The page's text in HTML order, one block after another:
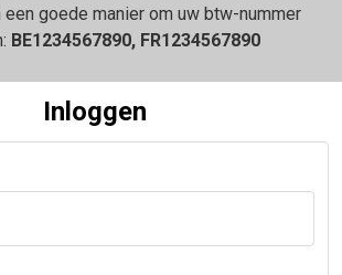
goede manier om uw btw-nummer
BE1234567890, FR1234567890
Inloggen